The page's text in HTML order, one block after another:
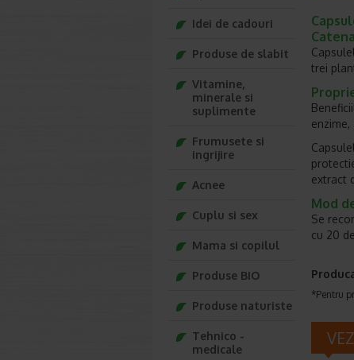
Catena
trei
extract
Mod
Se
cu 20
*Pentru
Idei de cadouri
Produse de slabit
Vitamine,
minerale si
suplimente
Frumusete si
ingrijire
Acnee
Cuplu si sex
Mama si copilul
Produse BIO
Produse naturiste
Tehnico -
medicale